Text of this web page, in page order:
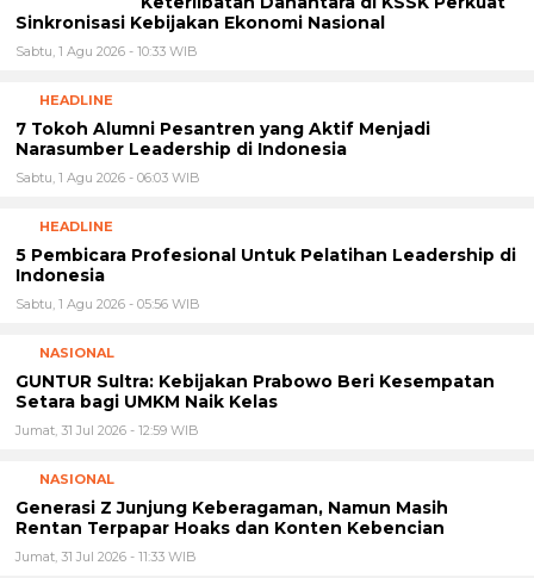
Indonesia
Sabtu, 1 Agu 2026 - 05:56 WIB
NASIONAL
GUNTUR Sultra: Kebijakan Prabowo Beri Kesempatan
Setara bagi UMKM Naik Kelas
Jumat, 31 Jul 2026 - 12:59 WIB
NASIONAL
Generasi Z Junjung Keberagaman, Namun Masih
Rentan Terpapar Hoaks dan Konten Kebencian
Jumat, 31 Jul 2026 - 11:33 WIB
Puspoll Indonesia: Pelibatan Danantara di
KSSK Perlu Dimaknai sebagai Penguatan
Hukum